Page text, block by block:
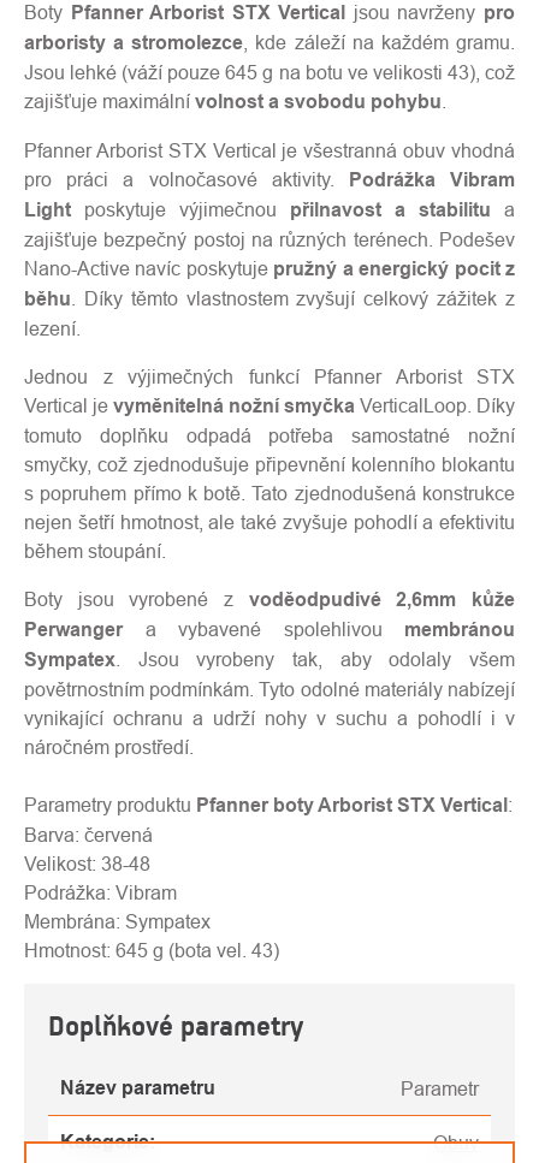
Boty Pfanner Arborist STX Vertical jsou navrženy pro
arboristy a stromolezce , kde záleží na každém gramu.
Jsou lehké (váží pouze 645 g na botu ve velikosti 43), což
zajišťuje maximální volnost a svobodu pohybu
Pfanner Arborist STX Vertical je všestranná obuv vhodná
pro práci a volnočasové aktivity.
Podrážka Vibram
Light
poskytuje výjimečnou přilnavost a stabilitu
a
zajišťuje bezpečný postoj na různých terénech. Podešev
Nano-Active navíc poskytuje pružný a energický pocit z
běhu . Díky těmto vlastnostem zvyšují celkový zážitek z
lezení.
Jednou z výjimečných funkcí Pfanner Arborist STX
Vertical je vyměnitelná nožní smyčka VerticalLoop. Díky
tomuto doplňku odpadá potřeba samostatné nožní
smyčky, což zjednodušuje připevnění kolenního blokantu
s popruhem přímo k botě. Tato zjednodušená konstrukce
nejen šetří hmotnost, ale také zvyšuje pohodlí a efektivitu
během stoupání.
Boty jsou vyrobené z
voděodpudivé 2,6mm kůže
Perwanger
a vybavené spolehlivou
membránou
Sympatex . Jsou vyrobeny tak, aby odolaly všem
povětrnostním podmínkám. Tyto odolné materiály nabízejí
vynikající ochranu a udrží nohy v suchu a pohodlí i v
náročném prostředí.
Parametry produktu Pfanner boty Arborist STX Vertical:
Barva: červená
Velikost: 38-48
Podrážka: Vibram
Membrána: Sympatex
Hmotnost: 645 g (bota vel. 43)
Doplňkové parametry
Název parametru Parametr
Kategorie: Obuv